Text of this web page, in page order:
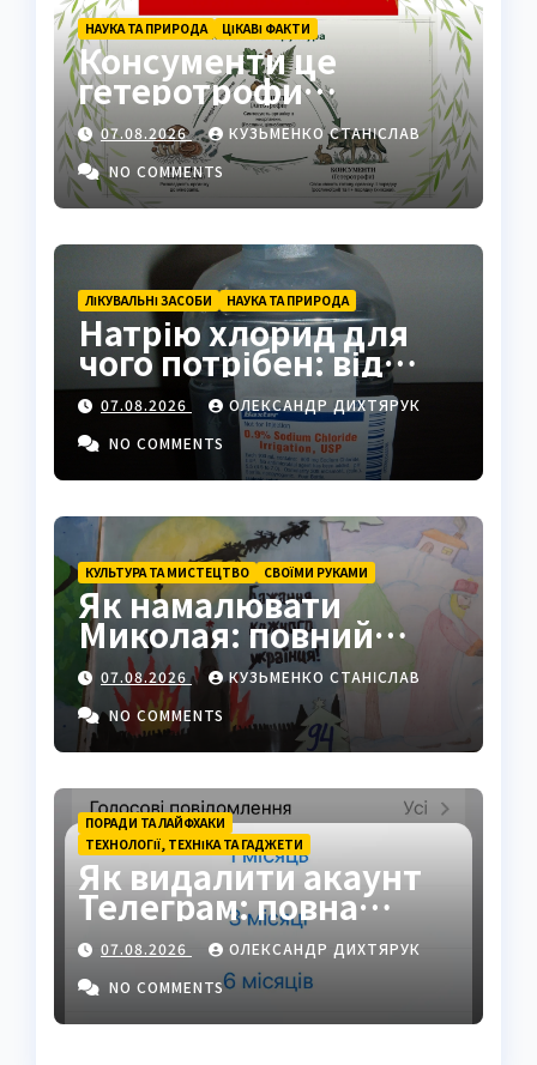
НАУКА ТА ПРИРОДА ЦІКАВІ ФАКТИ
Консументи це
гетеротрофи
екосистеми
07.08.2026
КУЗЬМЕНКО СТАНІСЛАВ
NO COMMENTS
ЛІКУВАЛЬНІ ЗАСОБИ НАУКА ТА ПРИРОДА
Натрію хлорид для
чого потрібен: від
фізрозчину до
промисловості
07.08.2026
ОЛЕКСАНДР ДИХТЯРУК
NO COMMENTS
КУЛЬТУРА ТА МИСТЕЦТВО СВОЇМИ РУКАМИ
Як намалювати
Миколая: повний
покроковий гайд з
секретами майстрів
07.08.2026
КУЗЬМЕНКО СТАНІСЛАВ
NO COMMENTS
ПОРАДИ ТА ЛАЙФХАКИ
ТЕХНОЛОГІЇ, ТЕХНІКА ТА ГАДЖЕТИ
Як видалити акаунт
Телеграм: повна
інструкція на 2026 рік
07.08.2026
ОЛЕКСАНДР ДИХТЯРУК
NO COMMENTS